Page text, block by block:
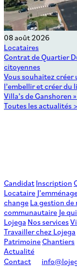
08 août 2026
Locataires
Contrat de Quartier
citoyennes
Vous souhaitez
l’embellir et créer du
Villa’s de Ganshoren
Toutes les actualités >
Candidat Inscription
Locataire
change La gestion
communautaire Je
Lojega Nos services
Travailler chez Lojega
PatrimoineChantiers
Actualité
Contact